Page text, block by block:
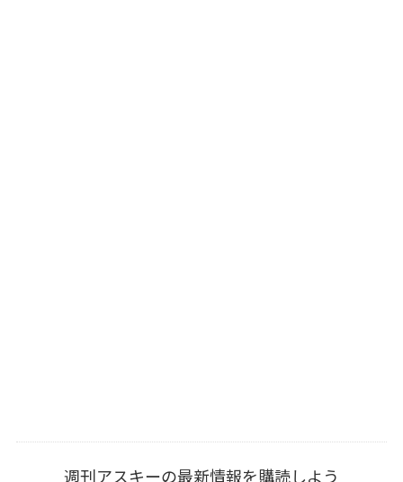
週刊アスキーの最新情報を購読しよう